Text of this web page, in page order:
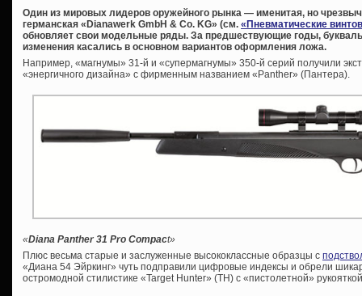
Один из мировых лидеров оружейного рынка — именитая, но
германская «Dianawerk GmbH & Co. KG» (см. «Пневматические
обновляет свои модельные ряды. За предшествующие годы,
изменения касались в основном вариантов оформления ложа.
Например, «магнумы» 31-й и «супермагнумы» 350-й серий получили
«энергичного дизайна» с фирменным названием «Panther» (Пантера).
«Diana Panther 31 Pro Compact»
Плюс весьма старые и заслуженные высококлассные образцы с
«Диана 54 Эйркинг» чуть подправили цифровые индексы и обрели
остромодной стилистике «Target Hunter» (ТН) с «пистолетной»